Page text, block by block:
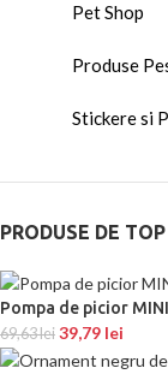
Pet Shop
Produse
Stickere si
PRODUSE DE TOP
Pompa de picior
69,63lei 39,79 lei